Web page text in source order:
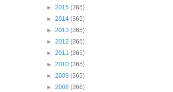
► 2015 (365)
► 2014 (365)
► 2013 (365)
► 2012 (365)
► 2011 (365)
► 2010 (365)
► 2009 (365)
► 2008 (366)